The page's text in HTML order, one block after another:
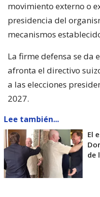
movimiento externo o
presidencia del
mecanismos
La firme defensa se da
afronta el directivo
a las elecciones
2027.
Lee también...
El
de